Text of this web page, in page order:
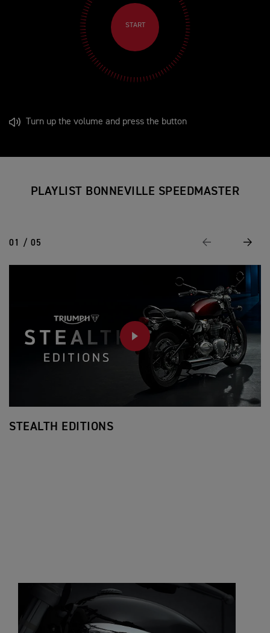
START
Turn up the volume and press the button
PLAYLIST BONNEVILLE SPEEDMASTER
01 / 05 Page Précédente
PLAY
STEALTH EDITIONS